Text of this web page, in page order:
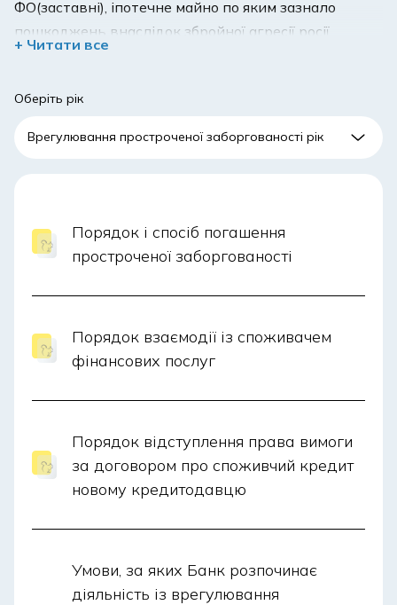
ФО(заставні), іпотечне майно по яким зазнало
пошкоджень внаслідок збройної агресії росії.
вданій програмі лояльності та щодо можливості
звертатися за номером+380442077020, або за
+ Читати все
Оберіть рік
Порядок і спосіб погашення
простроченої заборгованості
Порядок взаємодії із споживачем
фінансових послуг
Порядок відступлення права вимоги
за договором про споживчий кредит
новому кредитодавцю
Умови, за яких Банк розпочинає
діяльність із врегулювання